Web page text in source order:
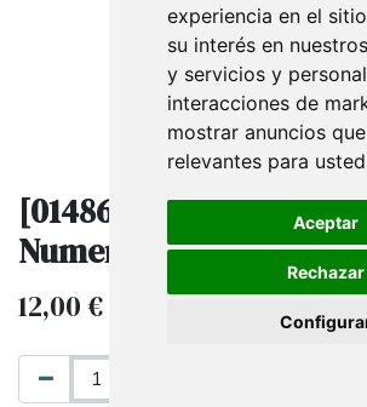
experiencia en el
su interés en
y servicios y
interacciones de
mostrar anuncios
relevantes para usted
Aceptar
Rechazar
[014862] Porta Precios
Numeros 10Und
12,00€